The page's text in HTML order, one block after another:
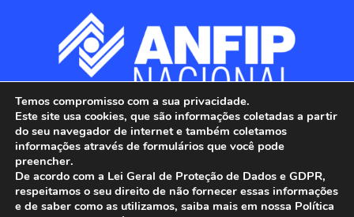
Temos compromisso com a sua privacidade.
Este site usa cookies, que são informações coletadas a partir
do seu navegador de internet e também coletamos
informações através de formulários que você pode
preencher.
De acordo com a Lei Geral de Proteção de Dados e GDPR,
respeitamos o seu direito de não fornecer essas informações
e de saber como as utilizamos, saiba mais em nossa Política